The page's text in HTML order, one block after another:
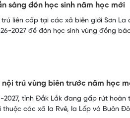
sàng đón học sinh năm học mới
trú liên cấp tại các xã biên giới Sơn
2027 để đón học sinh vùng đồng
trú vùng biên trước năm học
2027, tỉnh Đắk Lắk đang gấp rút
các xã Ia Rvê, Ia Lốp và Buôn